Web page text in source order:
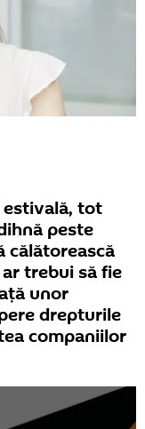
estivală, tot
peste
călătorească
trebui să fie
unor
drepturile
companiilor